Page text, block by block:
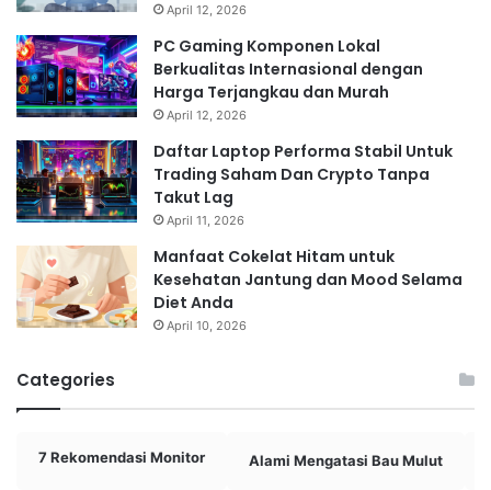
April 12, 2026
PC Gaming Komponen Lokal
Berkualitas Internasional dengan
Harga Terjangkau dan Murah
April 12, 2026
Daftar Laptop Performa Stabil Untuk
Trading Saham Dan Crypto Tanpa
Takut Lag
April 11, 2026
Manfaat Cokelat Hitam untuk
Kesehatan Jantung dan Mood Selama
Diet Anda
April 10, 2026
Categories
7 Rekomendasi Monitor Alami Mengatasi Bau Mulut